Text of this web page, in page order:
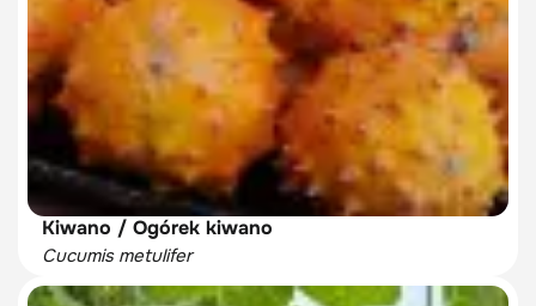
Kiwano / Ogórek kiwano
Cucumis metulifer